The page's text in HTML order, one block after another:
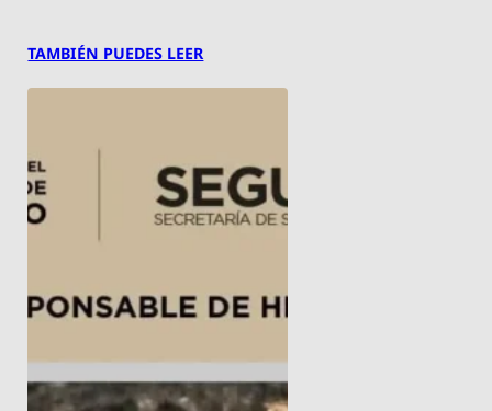
TAMBIÉN PUEDES LEER